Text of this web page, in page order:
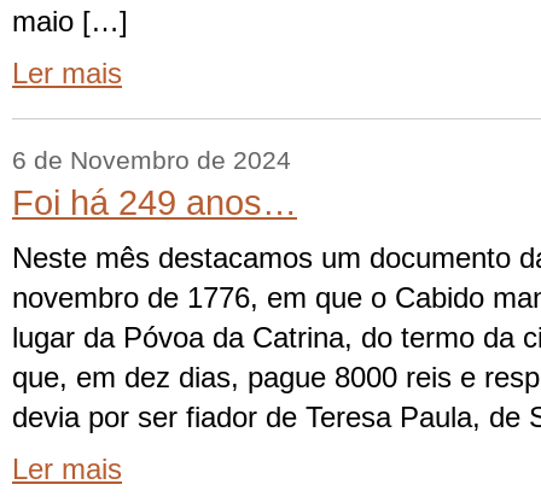
maio […]
Ler mais
6 de Novembro de 2024
Foi há 249 anos…
Neste mês destacamos um documento
novembro de 1776, em que o Cabido
lugar da Póvoa da Catrina, do termo da
que, em dez dias, pague 8000 reis e
devia por ser fiador de Teresa Paula,
Ler mais